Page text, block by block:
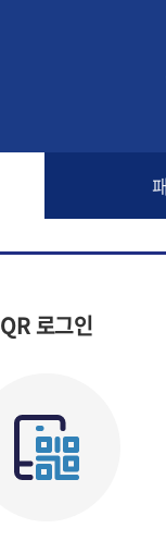
QR 로그인